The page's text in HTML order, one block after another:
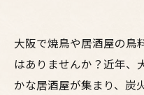
大阪で焼鳥や居酒屋の鳥
はありませんか？近年、
かな居酒屋が集まり、炭